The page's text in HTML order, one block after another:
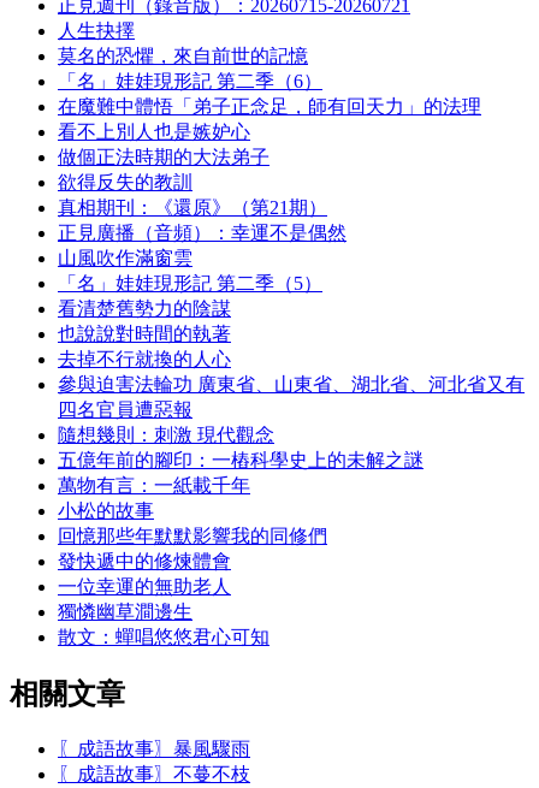
正見週刊（錄音版）：20260715-20260721
人生抉擇
莫名的恐懼，來自前世的記憶
「名」娃娃現形記 第二季（6）
在魔難中體悟「弟子正念足，師有回天力」的法理
看不上別人也是嫉妒心
做個正法時期的大法弟子
欲得反失的教訓
真相期刊：《還原》（第21期）
正見廣播（音頻）：幸運不是偶然
山風吹作滿窗雲
「名」娃娃現形記 第二季（5）
看清楚舊勢力的陰謀
也說說對時間的執著
去掉不行就換的人心
參與迫害法輪功 廣東省、山東省、湖北省、河北省又有
四名官員遭惡報
隨想幾則：刺激 現代觀念
五億年前的腳印：一樁科學史上的未解之謎
萬物有言：一紙載千年
小松的故事
回憶那些年默默影響我的同修們
發快遞中的修煉體會
一位幸運的無助老人
獨憐幽草澗邊生
散文：蟬唱悠悠君心可知
相關文章
〖成語故事〗暴風驟雨
〖成語故事〗不蔓不枝